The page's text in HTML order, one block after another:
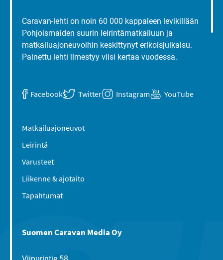
Caravan-lehti on noin 60 000 kappaleen levikillään
Pohjoismaiden suurin leirintämatkailuun ja
matkailuajoneuvoihin keskittynyt erikoisjulkaisu.
Painettu lehti ilmestyy viisi kertaa vuodessa.
Facebook Twitter Instagram YouTube
Matkailuajoneuvot
Leirintä
Varusteet
Liikenne & ajotaito
Tapahtumat
Suomen Caravan Media Oy